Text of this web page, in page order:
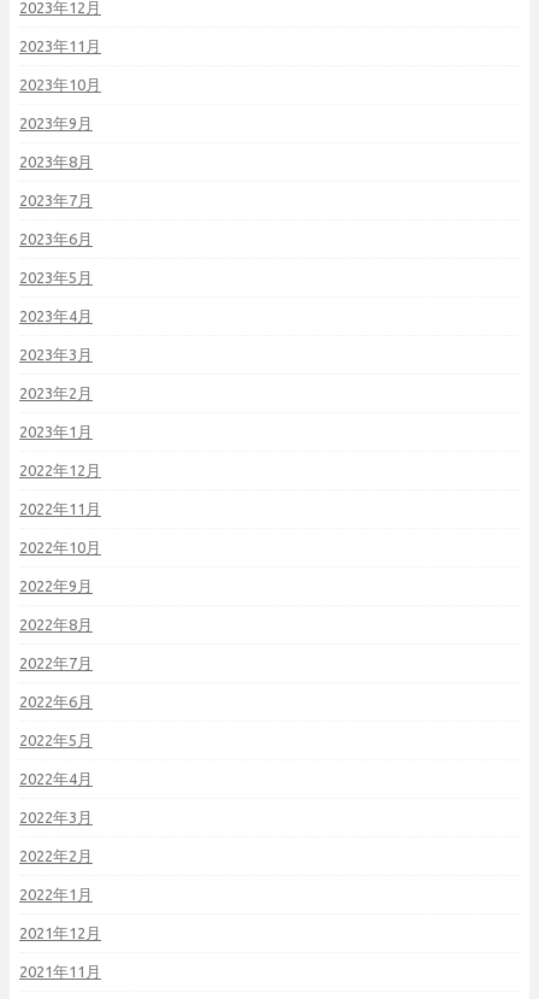
2023年12月
2023年11月
2023年10月
2023年9月
2023年8月
2023年7月
2023年6月
2023年5月
2023年4月
2023年3月
2023年2月
2023年1月
2022年12月
2022年11月
2022年10月
2022年9月
2022年8月
2022年7月
2022年6月
2022年5月
2022年4月
2022年3月
2022年2月
2022年1月
2021年12月
2021年11月